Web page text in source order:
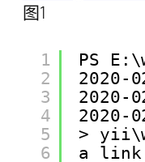
图1
1
2
3
4
5
6
PS
2020-
2020-
2020-
>
a link